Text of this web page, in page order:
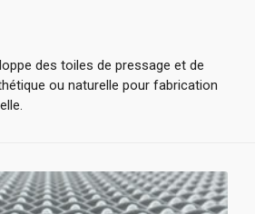
des toiles de pressage et de
ou naturelle pour fabrication